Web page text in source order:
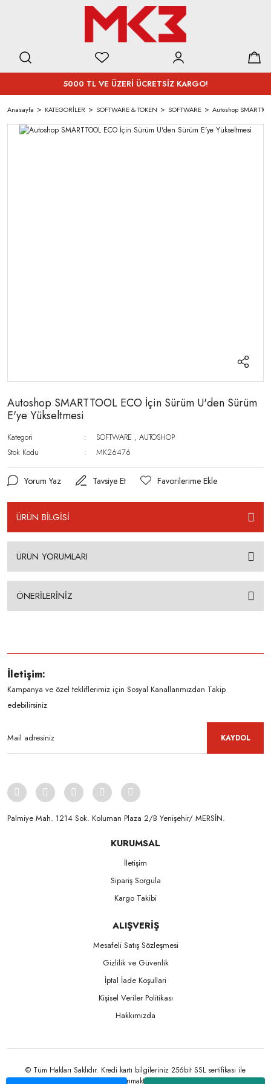
5000 TL VE ÜZERİ ÜCRETSİZ KARGO!
Anasayfa KATEGORİLER SOFTWARE & TOKEN SOFTWARE Autoshop
Autoshop SMARTTOOL ECO İçin Sürüm U'den Sürüm
E'ye Yükseltmesi
Kategori SOFTWARE ,AUTOSHOP
Stok Kodu
MK26476
Yorum Yaz Tavsiye Et
ÜRÜN BİLGİSİ
ÜRÜN YORUMLARI
ÖNERİLERİNİZ
İletişim:
Kampanya ve özel tekliflerimiz için Sosyal Kanallarımızdan Takip
edebilirsiniz
KAYDOL
Palmiye Mah. 1214 Sok. Koluman Plaza 2/B Yenişehir/ MERSİN.ㅤㅤㅤㅤㅤㅤㅤㅤㅤㅤㅤㅤㅤㅤㅤㅤㅤㅤㅤㅤㅤㅤㅤㅤㅤㅤㅤㅤㅤㅤㅤㅤㅤㅤㅤ ㅤㅤㅤㅤㅤㅤㅤㅤㅤㅤ
KURUMSAL
İletişim
Sipariş Sorgula
Kargo Takibi
ALIŞVERİŞ
Mesafeli Satış Sözleşmesi
Gizlilik ve Güvenlik
İptal İade Koşullari
Kişisel Veriler Politikası
Hakkımızda
© Tüm Hakları Saklıdır. Kredi kartı bilgileriniz 256bit SSL sertifikası ile
korunmaktadır.